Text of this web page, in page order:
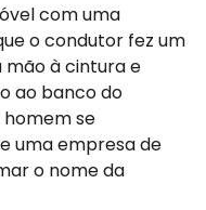
com uma
o condutor fez um
mão à cintura e
ao banco do
homem se
uma empresa de
o nome da